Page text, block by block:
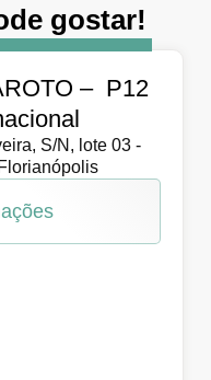
gostar!
2026
– P12
S/N, lote 03 -